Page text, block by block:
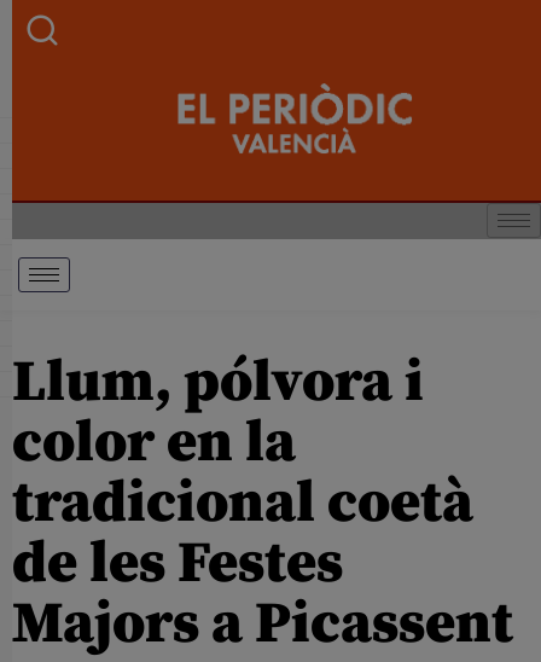
Llum, pólvora i
color en la
tradicional coetà
de les Festes
Majors a Picassent